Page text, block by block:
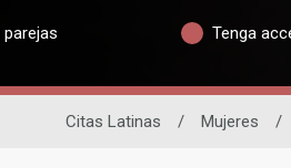
Tenga
Citas Latinas / Mujeres /